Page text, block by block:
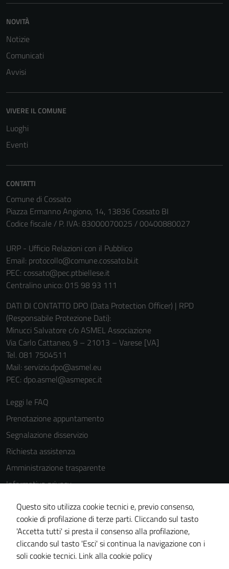
NOVITÀ
Notizie
Comunicati
Avvisi
VIVERE IL COMUNE
Luoghi
Eventi
CONTATTI
Comune di Cossato
Piazza Ermanno Angiono, 14, 13836 Cossato BI
Codice fiscale / P. IVA: 83000070025 / 00400880027
URP - Ufficio Relazioni con il Pubblico
Email: protocollo@comune.cossato.bi.it
PEC: cossato@pec.ptbiellese.it
Centralino unico: 015 98 93 111
DATI DI CONTATTO DPO (Data Protection Officer) | RPD
(Responsabile Protezione Dati):
Minucci Salvatore c/o ASMEL Associazione
Via Carlo Cattaneo, 9 – 21013 – Varese [VA]
Tel. 081 7504511
Mail: servizio.dpo@asmel.eu
PEC: dpo.asmel@asmepec.it
Leggi le FAQ
Prenotazione appuntamento
Segnalazione disservizio
Richiesta assistenza
Amministrazione trasparente
Informativa privacy
Note legali
Dichiarazione di accessibilità
Piano di miglioramento del sito
Questo sito utilizza cookie tecnici e, previo consenso,
cookie di profilazione di terze parti. Cliccando sul tasto
'Accetta tutti' si presta il consenso alla profilazione,
cliccando sul tasto 'Esci' si continua la navigazione con i
soli cookie tecnici. Link alla cookie policy
per il
funzionamento
possono
essere
informazioni